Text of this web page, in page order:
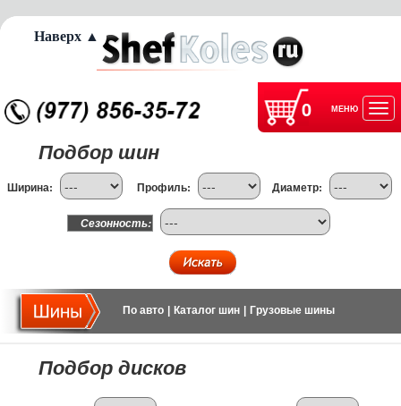
0 МЕНЮ
Подбор шин
Ширина: Профиль: Диаметр:
Сезонность:
По авто Каталог шин Грузовые шины
Подбор дисков
Наверх ▲